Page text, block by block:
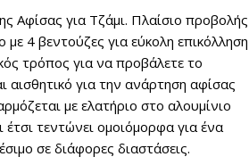
Αφίσας για Τζάμι. Πλαίσιο προβολής
με 4 βεντούζες για εύκολη επικόλληση
τρόπος για να προβάλετε το
αισθητικό για την ανάρτηση αφίσας
με ελατήριο στο αλουμίνιο
έτσι τεντώνει ομοιόμορφα για ένα
σε διάφορες διαστάσεις.